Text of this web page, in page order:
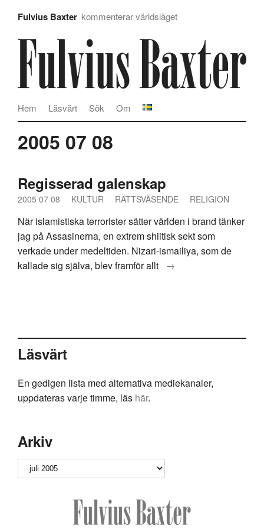
Fulvius Baxter kommenterar världsläget
Om
Sök
Läsvärt
Hem
2005 07 08
Regisserad galenskap
2005 07 08 KULTUR RÄTTSVÄSENDE RELIGION
När islamistiska terrorister sätter världen i brand tänker
jag på Assasinerna, en extrem shiitisk sekt som
verkade under medeltiden. Nizari-ismailiya, som de
kallade sig själva, blev framför allt
→
Läsvärt
En gedigen lista med alternativa mediekanaler,
uppdateras varje timme, läs här.
Arkiv
Arkiv